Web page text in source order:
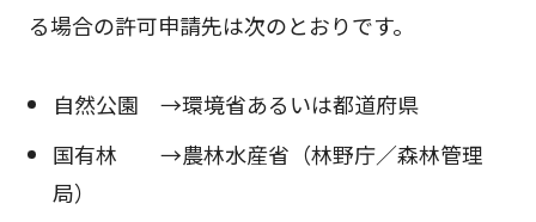
る場合の許可申請先は次のとおりです。
自然公園 →環境省あるいは都道府県
国有林 →農林水産省（林野庁／森林管理
局）